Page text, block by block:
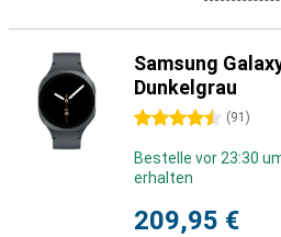
Samsung
Dunkelgrau
4.5 Sterne (91 )
Bestelle vor 23:30
erhalten
209,95 €